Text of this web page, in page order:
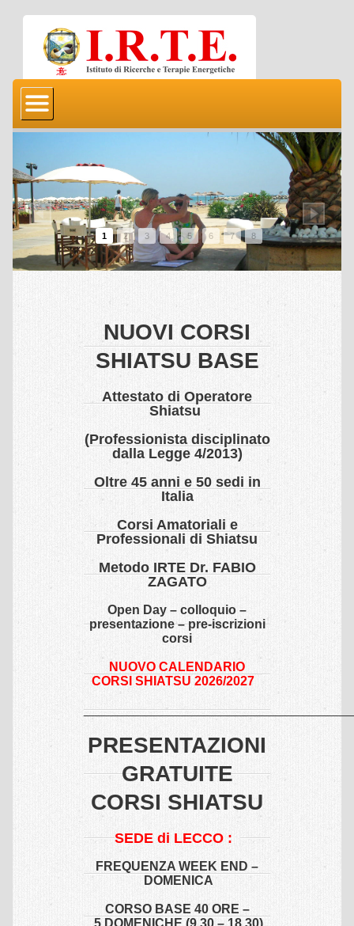
Perchè un corso shiatsu
Perchè un trattamento shiatsu
Storia dello shiatsu
Shiatsu i tempi sono maturi
Shiatsu Galleria
Sede scuola
Insegnanti shiatsu
Intensivi Shiatsu
Oasi Shiatsu
SCUOLA
IRTE
Perchè scegliere la scuola IRTE
Quale operatore formiamo
Insegnanti
Presentazioni shiatsu gratuite
Corso shiatsu amatoriale
Corso shiatsu profesionale
EVENTI
Shiatsu presentazioni gratuite
1 2 3 4 5 6 7 8
NUOVI CORSI
SHIATSU BASE
Attestato di Operatore
Shiatsu
(Professionista disciplinato
dalla Legge 4/2013)
Oltre 45 anni e 50 sedi in
Italia
Corsi Amatoriali e
Professionali di Shiatsu
Metodo IRTE Dr. FABIO
ZAGATO
Open Day – colloquio –
presentazione – pre-iscrizioni
corsi
NUOVO CALENDARIO
CORSI SHIATSU 2026/2027
PRESENTAZIONI
GRATUITE
CORSI SHIATSU
SEDE di LECCO:
FREQUENZA WEEK END –
DOMENICA
CORSO BASE 40 ORE –
5 DOMENICHE (9,30 – 18,30)